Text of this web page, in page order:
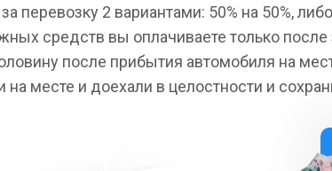
перевозку 2 вариантами: 50% на 50%,
средств вы оплачиваете только после
после прибытия автомобиля на
на месте и доехали в целостности и